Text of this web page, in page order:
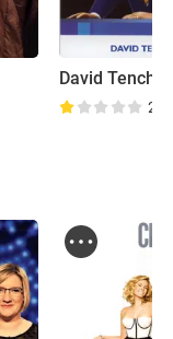
2.7